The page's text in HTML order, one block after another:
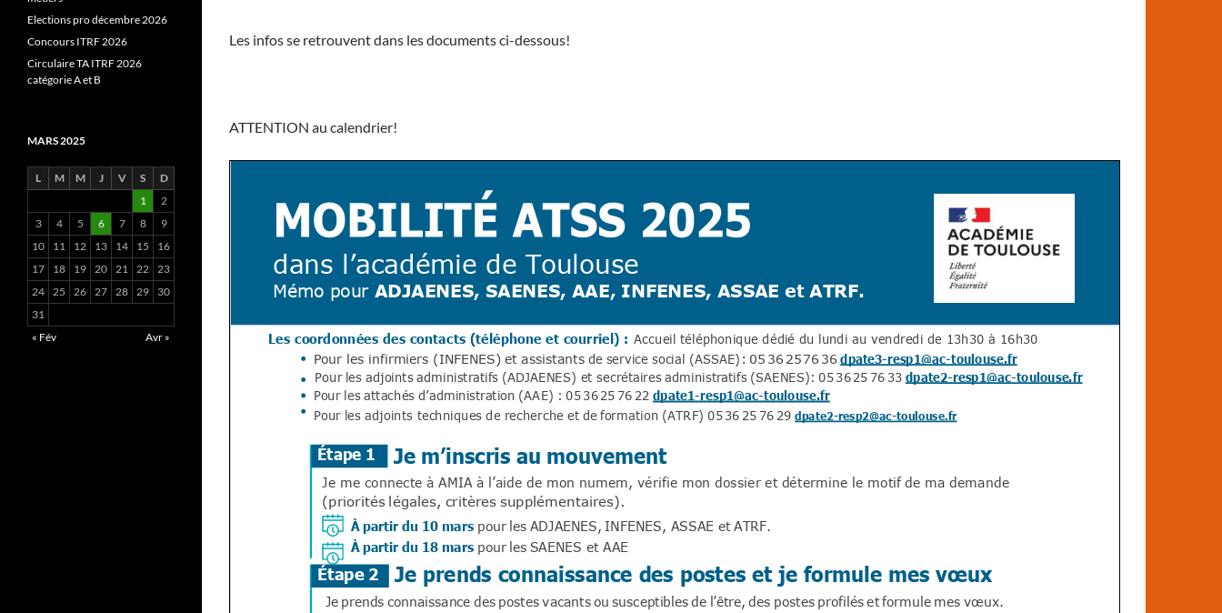
Les infos se retrouvent dans les documents ci-dessous!
ATTENTION au calendrier!
Elections pro décembre 2026
Concours ITRF 2026
Circulaire TA ITRF 2026
catégorie A et B
MARS 2025
L M M J V S
D
1
2
3
4 5 6 7 8
9
10
11 12 13 14 15
16
17
18 19 20 21 22 23
24 25 26 27 28 29
30
31
« Fév
Avr »